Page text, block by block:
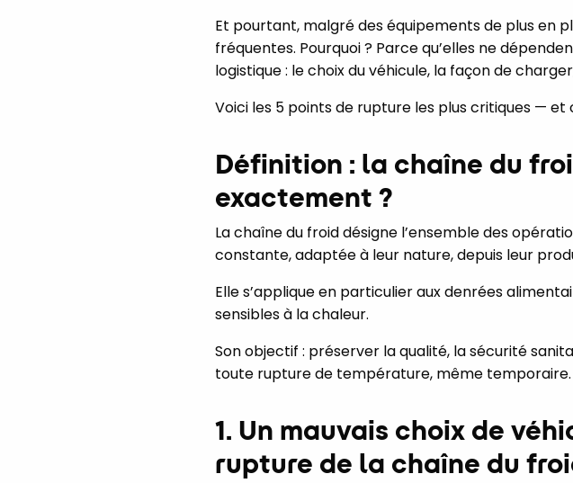
Et pourtant, malgré des équipements de plus en
fréquentes. Pourquoi ? Parce qu’elles ne
logistique : le choix du véhicule, la façon de
Voici les 5 points de rupture les plus critiques —
Définition : la chaîne du
exactement ?
La chaîne du froid désigne l’ensemble des
constante, adaptée à leur nature, depuis leur
Elle s’applique en particulier aux denrées
sensibles à la chaleur.
Son objectif : préserver la qualité, la sécurité
toute rupture de température, même temporaire.
1. Un mauvais choix de
rupture de la chaîne du